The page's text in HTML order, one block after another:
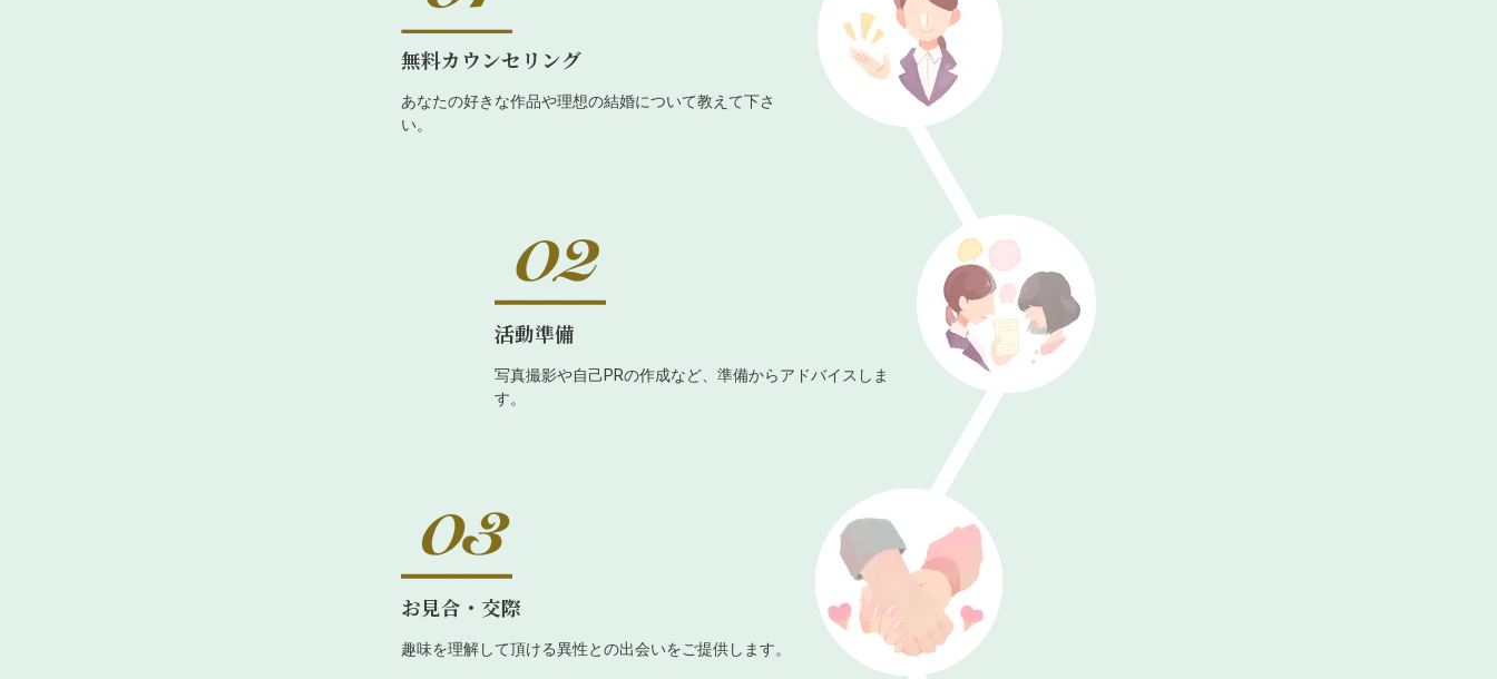
無料カウンセリング
あなたの好きな作品や理想の結婚について教えて下さ
い。
活動準備
写真撮影や自己PRの作成など、準備からアドバイスしま
す。
お見合・交際
趣味を理解して頂ける異性との出会いをご提供します。